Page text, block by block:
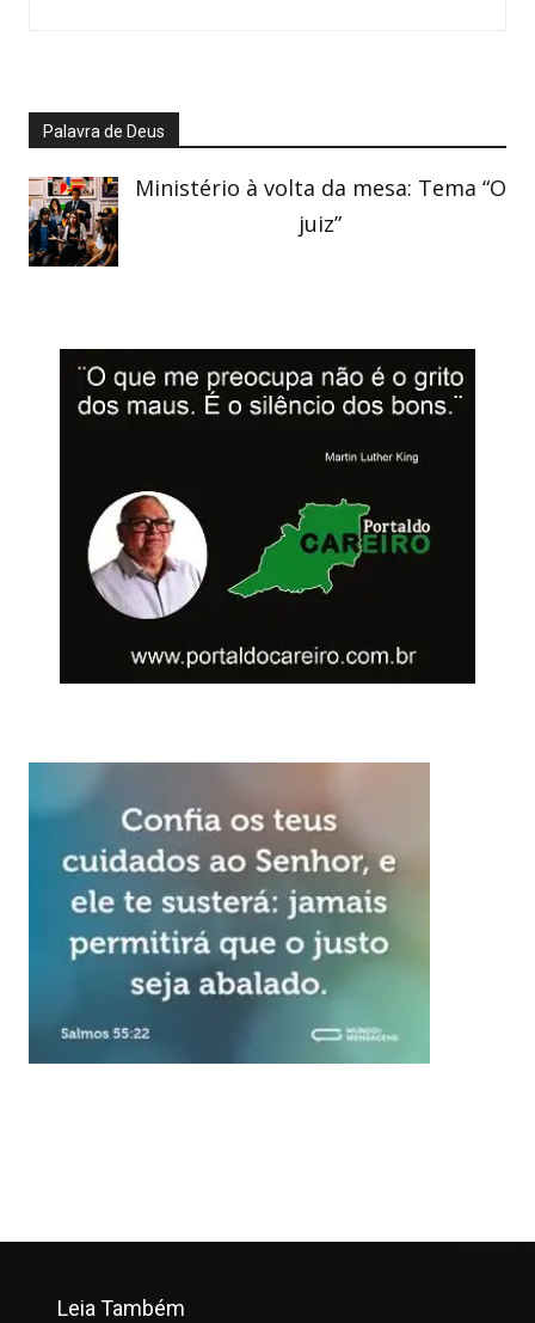
Palavra de Deus
Ministério à volta da mesa: Tema “O
juiz”
Leia Também